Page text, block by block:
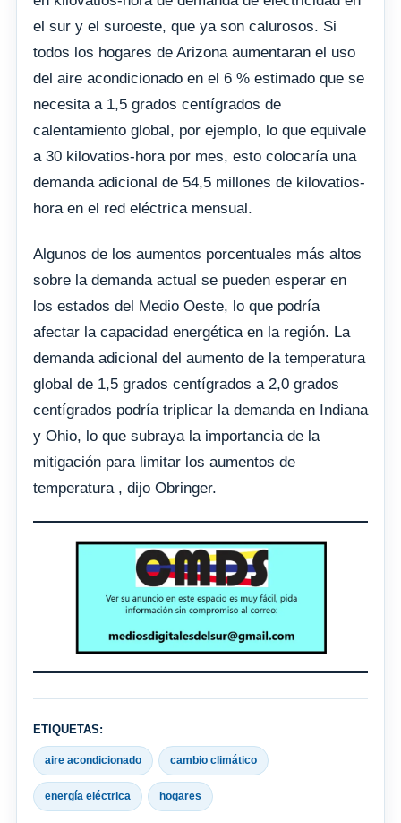
el sur y el suroeste, que ya son calurosos. Si
todos los hogares de Arizona aumentaran el uso
del aire acondicionado en el 6 % estimado que se
necesita a 1,5 grados centígrados de
calentamiento global, por ejemplo, lo que equivale
a 30 kilovatios-hora por mes, esto colocaría una
demanda adicional de 54,5 millones de kilovatios-
hora en el red eléctrica mensual.
Algunos de los aumentos porcentuales más altos
sobre la demanda actual se pueden esperar en
los estados del Medio Oeste, lo que podría
afectar la capacidad energética en la región. La
demanda adicional del aumento de la temperatura
global de 1,5 grados centígrados a 2,0 grados
centígrados podría triplicar la demanda en Indiana
y Ohio, lo que subraya la importancia de la
mitigación para limitar los aumentos de
temperatura , dijo Obringer.
ETIQUETAS:
aire acondicionado cambio climático
energía eléctrica hogares